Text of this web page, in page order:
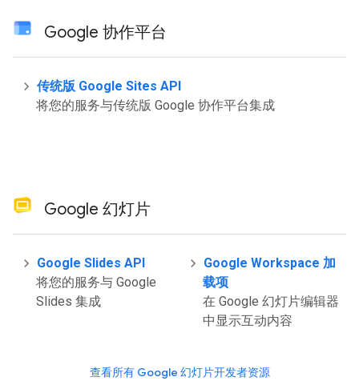
Google 协作平台
传统版 Google Sites API
将您的服务与传统版 Google 协作平台集成
Google 幻灯片
Google Slides API
将您的服务与 Google
Slides 集成
Google Workspace 加
载项
在 Google 幻灯片编辑器
中显示互动内容
查看所有 Google 幻灯片开发者资源